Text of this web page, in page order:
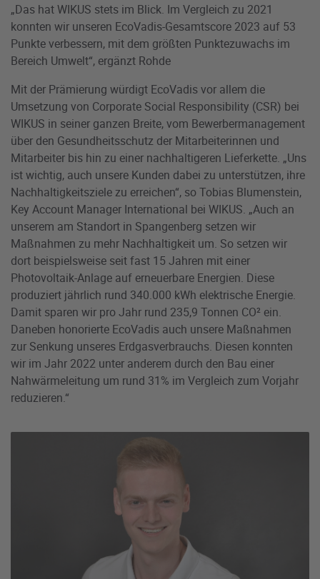
„Das hat WIKUS stets im Blick. Im Vergleich zu 2021
konnten wir unseren EcoVadis-Gesamtscore 2023 auf 53
Punkte verbessern, mit dem größten Punktezuwachs im
Bereich Umwelt“, ergänzt Rohde
Mit der Prämierung würdigt EcoVadis vor allem die
Umsetzung von Corporate Social Responsibility (CSR) bei
WIKUS in seiner ganzen Breite, vom Bewerbermanagement
über den Gesundheitsschutz der Mitarbeiterinnen und
Mitarbeiter bis hin zu einer nachhaltigeren Lieferkette. „Uns
ist wichtig, auch unsere Kunden dabei zu unterstützen, ihre
Nachhaltigkeitsziele zu erreichen“, so Tobias Blumenstein,
Key Account Manager International bei WIKUS. „Auch an
unserem am Standort in Spangenberg setzen wir
Maßnahmen zu mehr Nachhaltigkeit um. So setzen wir
dort beispielsweise seit fast 15 Jahren mit einer
Photovoltaik-Anlage auf erneuerbare Energien. Diese
produziert jährlich rund 340.000 kWh elektrische Energie.
Damit sparen wir pro Jahr rund 235,9 Tonnen CO² ein.
Daneben honorierte EcoVadis auch unsere Maßnahmen
zur Senkung unseres Erdgasverbrauchs. Diesen konnten
wir im Jahr 2022 unter anderem durch den Bau einer
Nahwärmeleitung um rund 31% im Vergleich zum Vorjahr
reduzieren.“